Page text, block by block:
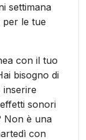
settimana
per le tue
con il tuo
bisogno di
inserire
sonori
Non è una
con